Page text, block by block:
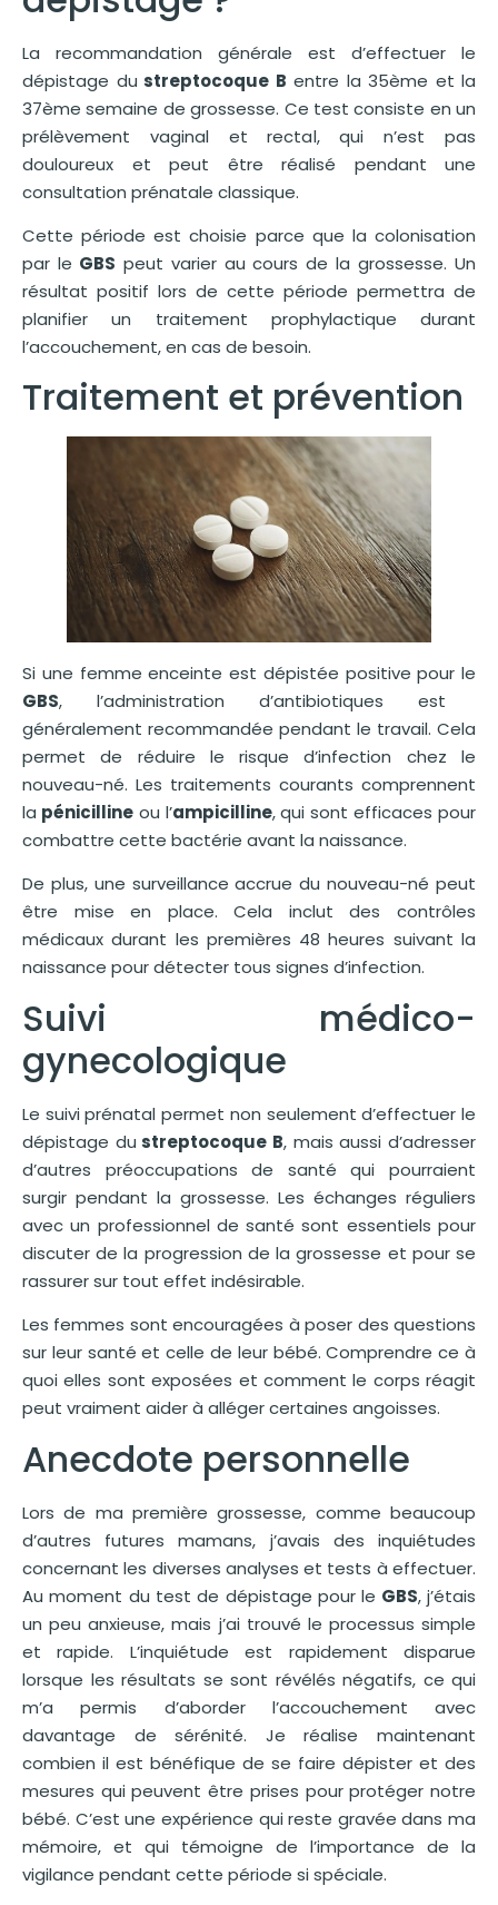
La recommandation générale est d’effectuer le
dépistage du streptocoque B entre la 35ème et la
37ème semaine de grossesse. Ce test consiste en un
prélèvement vaginal et rectal, qui n’est pas
douloureux et peut être réalisé pendant une
consultation prénatale classique.
Cette période est choisie parce que la colonisation
par le GBS peut varier au cours de la grossesse. Un
résultat positif lors de cette période permettra de
planifier un traitement prophylactique durant
l’accouchement, en cas de besoin.
Traitement et prévention
Si une femme enceinte est dépistée positive pour le
GBS, l’administration d’antibiotiques est
généralement recommandée pendant le travail. Cela
permet de réduire le risque d’infection chez le
nouveau-né. Les traitements courants comprennent
la pénicillineou l’ampicilline, qui sont efficaces pour
combattre cette bactérie avant la naissance.
De plus, une surveillance accrue du nouveau-né peut
être mise en place. Cela inclut des contrôles
médicaux durant les premières 48 heures suivant la
naissance pour détecter tous signes d’infection.
Suivi médico-
gynecologique
Le suivi prénatal permet non seulement d’effectuer le
dépistage du streptocoque B, mais aussi d’adresser
d’autres préoccupations de santé qui pourraient
surgir pendant la grossesse. Les échanges réguliers
avec un professionnel de santé sont essentiels pour
discuter de la progression de la grossesse et pour se
rassurer sur tout effet indésirable.
Les femmes sont encouragées à poser des questions
sur leur santé et celle de leur bébé. Comprendre ce à
quoi elles sont exposées et comment le corps réagit
peut vraiment aider à alléger certaines angoisses.
Anecdote personnelle
Lors de ma première grossesse, comme beaucoup
d’autres futures mamans, j’avais des inquiétudes
concernant les diverses analyses et tests à effectuer.
Au moment du test de dépistage pour le GBS, j’étais
un peu anxieuse, mais j’ai trouvé le processus simple
et rapide. L’inquiétude est rapidement disparue
lorsque les résultats se sont révélés négatifs, ce qui
m’a permis d’aborder l’accouchement avec
davantage de sérénité. Je réalise maintenant
combien il est bénéfique de se faire dépister et des
mesures qui peuvent être prises pour protéger notre
bébé. C’est une expérience qui reste gravée dans ma
mémoire, et qui témoigne de l’importance de la
vigilance pendant cette période si spéciale.